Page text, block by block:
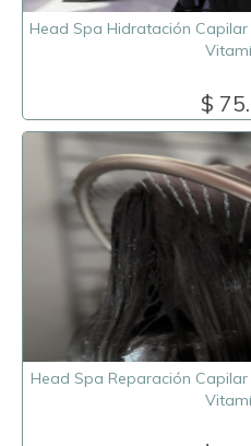
Head Spa Hidratación
$
Head Spa Reparación